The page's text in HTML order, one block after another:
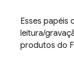
Esses papéis
leitura/
produtos do